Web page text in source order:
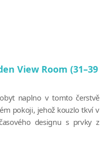
View Room (31–39
naplno v tomto čerstvě
pokoji, jehož kouzlo tkví v
designu s prvky z